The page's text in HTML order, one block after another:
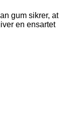
gum sikrer, at
en ensartet